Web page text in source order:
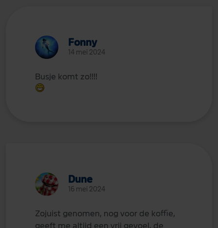
Fonny
14 mei 2024
Busje komt zo!!!!
Dune
16 mei 2024
Zojuist genomen, nog voor de koffie,
geeft me altijd een vrij gevoel, de